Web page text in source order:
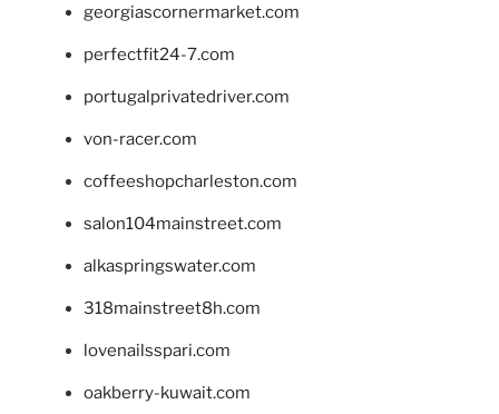
georgiascornermarket.com
perfectfit24-7.com
portugalprivatedriver.com
von-racer.com
coffeeshopcharleston.com
salon104mainstreet.com
alkaspringswater.com
318mainstreet8h.com
lovenailsspari.com
oakberry-kuwait.com